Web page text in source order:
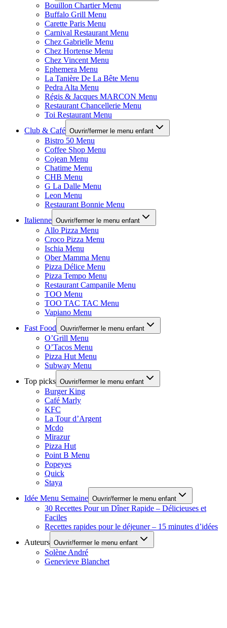
Bouillon Chartier Menu
Buffalo Grill Menu
Carette Paris Menu
Carnival Restaurant Menu
Chez Gabrielle Menu
Chez Hortense Menu
Chez Vincent Menu
Ephemera Menu
La Tanière De La Bête Menu
Pedra Alta Menu
Régis & Jacques MARCON Menu
Restaurant Chancellerie Menu
Toi Restaurant Menu
Club & Café Ouvrir/fermer le menu enfant
Bistro 50 Menu
Coffee Shop Menu
Cojean Menu
Chatime Menu
CHB Menu
G La Dalle Menu
Leon Menu
Restaurant Bonnie Menu
Italienne Ouvrir/fermer le menu enfant
Allo Pizza Menu
Croco Pizza Menu
Ischia Menu
Ober Mamma Menu
Pizza Délice Menu
Pizza Tempo Menu
Restaurant Campanile Menu
TOO Menu
TOO TAC TAC Menu
Vapiano Menu
Fast Food Ouvrir/fermer le menu enfant
O’Grill Menu
O’Tacos Menu
Pizza Hut Menu
Subway Menu
Top picks Ouvrir/fermer le menu enfant
Burger King
Café Marly
KFC
La Tour d’Argent
Mcdo
Mirazur
Pizza Hut
Point B Menu
Popeyes
Quick
Staya
Idée Menu Semaine Ouvrir/fermer le menu enfant
30 Recettes Pour un Dîner Rapide – Délicieuses et
Faciles
Recettes rapides pour le déjeuner – 15 minutes d’idées
Auteurs Ouvrir/fermer le menu enfant
Solène André
Genevieve Blanchet